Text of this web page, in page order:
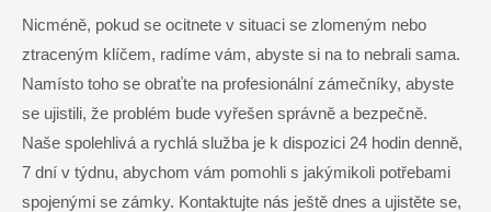
Nicméně, pokud se ocitnete v situaci⁤ se zlomeným nebo‍
ztraceným klíčem, ⁢radíme vám, abyste ⁤si na to nebrali sama.
Namísto ⁢toho se obraťte na‍ profesionální ⁣zámečníky, abyste
se ‍ujistili, že problém ⁢bude vyřešen ⁢správně a bezpečně.
⁤Naše spolehlivá a⁣ rychlá služba je k dispozici ‌24 ⁣hodin ‌denně,
⁤7 dní​ v týdnu, abychom vám pomohli s jakýmikoli⁢ potřebami
‌spojenými se zámky. Kontaktujte nás ještě dnes​ a ujistěte se,